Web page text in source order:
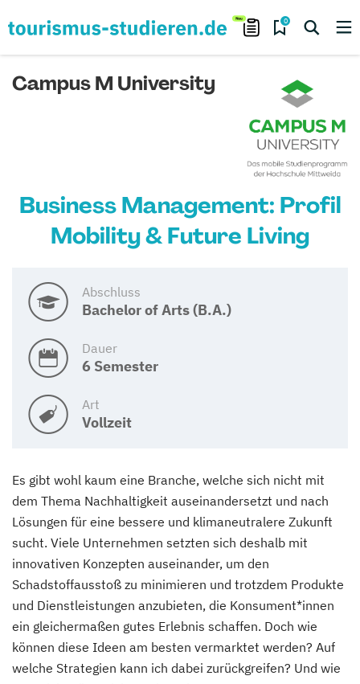
0
Campus M University
Business Management: Profil
Mobility & Future Living
Abschluss
Bachelor of Arts (B.A.)
Dauer
6 Semester
Art
Vollzeit
Es gibt wohl kaum eine Branche, welche sich nicht mit
dem Thema Nachhaltigkeit auseinandersetzt und nach
Lösungen für eine bessere und klimaneutralere Zukunft
sucht. Viele Unternehmen setzten sich deshalb mit
innovativen Konzepten auseinander, um den
Schadstoffausstoß zu minimieren und trotzdem Produkte
und Dienstleistungen anzubieten, die Konsument*innen
ein gleichermaßen gutes Erlebnis schaffen. Doch wie
können diese Ideen am besten vermarktet werden? Auf
welche Strategien kann ich dabei zurückgreifen? Und wie